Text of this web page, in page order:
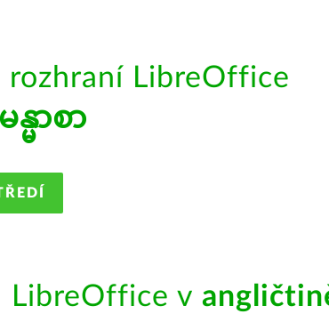
rozhraní LibreOffice
မန္မာစာ
LibreOffice v